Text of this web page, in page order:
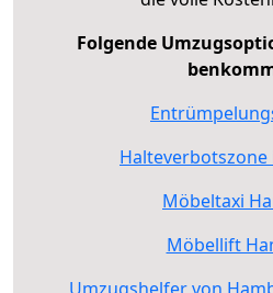
Folgende
Möbeltaxi
Möbellift